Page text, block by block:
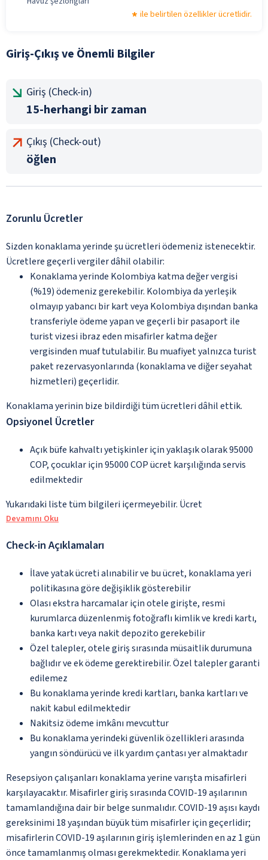
ile belirtilen özellikler ücretlidir.
Giriş-Çıkış ve Önemli Bilgiler
Giriş (Check-in)
15-herhangi bir zaman
Çıkış (Check-out)
öğlen
Zorunlu Ücretler
Sizden konaklama yerinde şu ücretleri ödemeniz istenecektir.
Ücretlere geçerli vergiler dâhil olabilir:
Konaklama yerinde Kolombiya katma değer vergisi
(%19) ödemeniz gerekebilir. Kolombiya da yerleşik
olmayıp yabancı bir kart veya Kolombiya dışından banka
transferiyle ödeme yapan ve geçerli bir pasaport ile
turist vizesi ibraz eden misafirler katma değer
vergisinden muaf tutulabilir. Bu muafiyet yalnızca turist
paket rezervasyonlarında (konaklama ve diğer seyahat
hizmetleri) geçerlidir.
Konaklama yerinin bize bildirdiği tüm ücretleri dâhil ettik.
Opsiyonel Ücretler
Açık büfe kahvaltı yetişkinler için yaklaşık olarak 95000
COP, çocuklar için 95000 COP ücret karşılığında servis
edilmektedir
Yukarıdaki liste tüm bilgileri içermeyebilir. Ücret
Devamını Oku
Check-in Açıklamaları
İlave yatak ücreti alınabilir ve bu ücret, konaklama yeri
politikasına göre değişiklik gösterebilir
Olası ekstra harcamalar için otele girişte, resmi
kurumlarca düzenlenmiş fotoğraflı kimlik ve kredi kartı,
banka kartı veya nakit depozito gerekebilir
Özel talepler, otele giriş sırasında müsaitlik durumuna
bağlıdır ve ek ödeme gerektirebilir. Özel talepler garanti
edilemez
Bu konaklama yerinde kredi kartları, banka kartları ve
nakit kabul edilmektedir
Nakitsiz ödeme imkânı mevcuttur
Bu konaklama yerindeki güvenlik özellikleri arasında
yangın söndürücü ve ilk yardım çantası yer almaktadır
Resepsiyon çalışanları konaklama yerine varışta misafirleri
karşılayacaktır. Misafirler giriş sırasında COVID-19 aşılarının
tamamlandığına dair bir belge sunmalıdır. COVID-19 aşısı kaydı
gereksinimi 18 yaşından büyük tüm misafirler için geçerlidir;
misafirlerin COVID-19 aşılarının giriş işlemlerinden en az 1 gün
önce tamamlanmış olması gerekmektedir. Konaklama yeri